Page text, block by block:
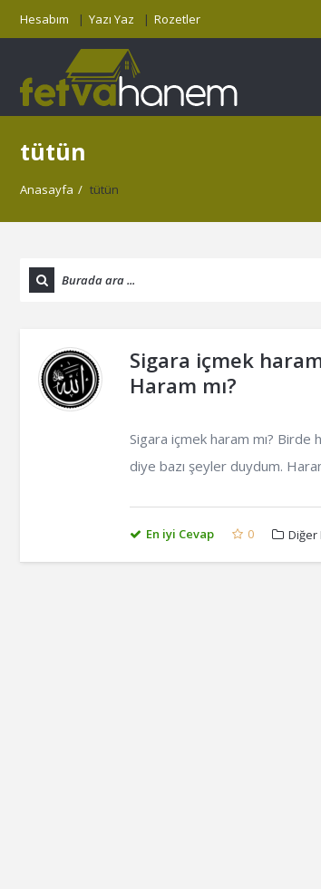
Hesabım Yazı Yaz Rozetler
tütün
Anasayfa / tütün
Sigara içmek
Haram mı?
Sigara içmek haram mı?
diye bazı şeyler duydum.
En iyi Cevap 0 Diğer